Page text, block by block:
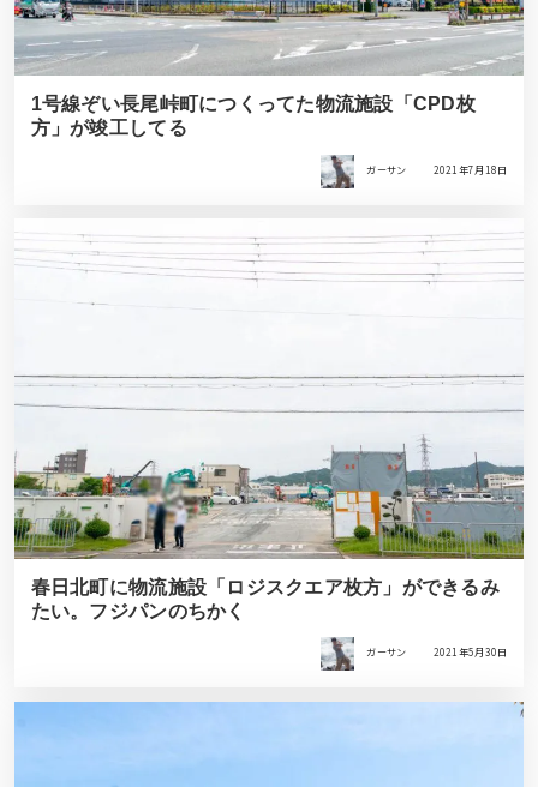
1号線ぞい長尾峠町につくってた物流施設「CPD枚
方」が竣工してる
ガーサン 2021年7月18日
春日北町に物流施設「ロジスクエア枚方」ができるみ
たい。フジパンのちかく
ガーサン 2021年5月30日